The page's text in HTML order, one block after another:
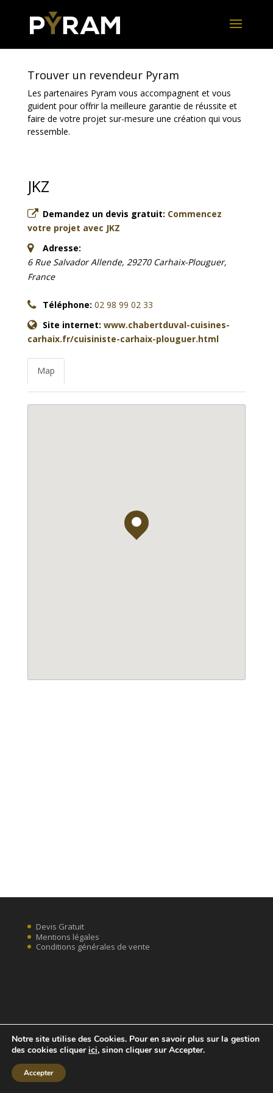
Trouver un revendeur Pyram
Les partenaires Pyram vous accompagnent et vous
guident pour offrir la meilleure garantie de réussite et
faire de votre projet sur-mesure une création qui vous
ressemble.
JKZ
Demandez un devis gratuit: Commencez
votre projet avec JKZ
Adresse:
6 Rue Salvador Allende, 29270 Carhaix-Plouguer,
France
Téléphone: 02 98 99 02 33
Site internet: www.chabertduval-cuisines-
carhaix.fr/cuisiniste-carhaix-plouguer.html
Map
Devis Gratuit
Mentions légales
Conditions générales de vente
Notre site utilise des Cookies. Pour en savoir plus sur la gestion
des cookies cliquerici, sinon cliquer sur Accepter.
Accepter